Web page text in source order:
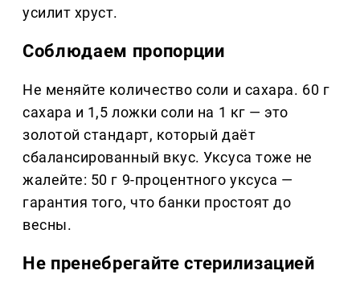
усилит хруст.
Соблюдаем пропорции
Не меняйте количество соли и сахара. 60 г
сахара и 1,5 ложки соли на 1 кг — это
золотой стандарт, который даёт
сбалансированный вкус. Уксуса тоже не
жалейте: 50 г 9-процентного уксуса —
гарантия того, что банки простоят до
весны.
Не пренебрегайте стерилизацией